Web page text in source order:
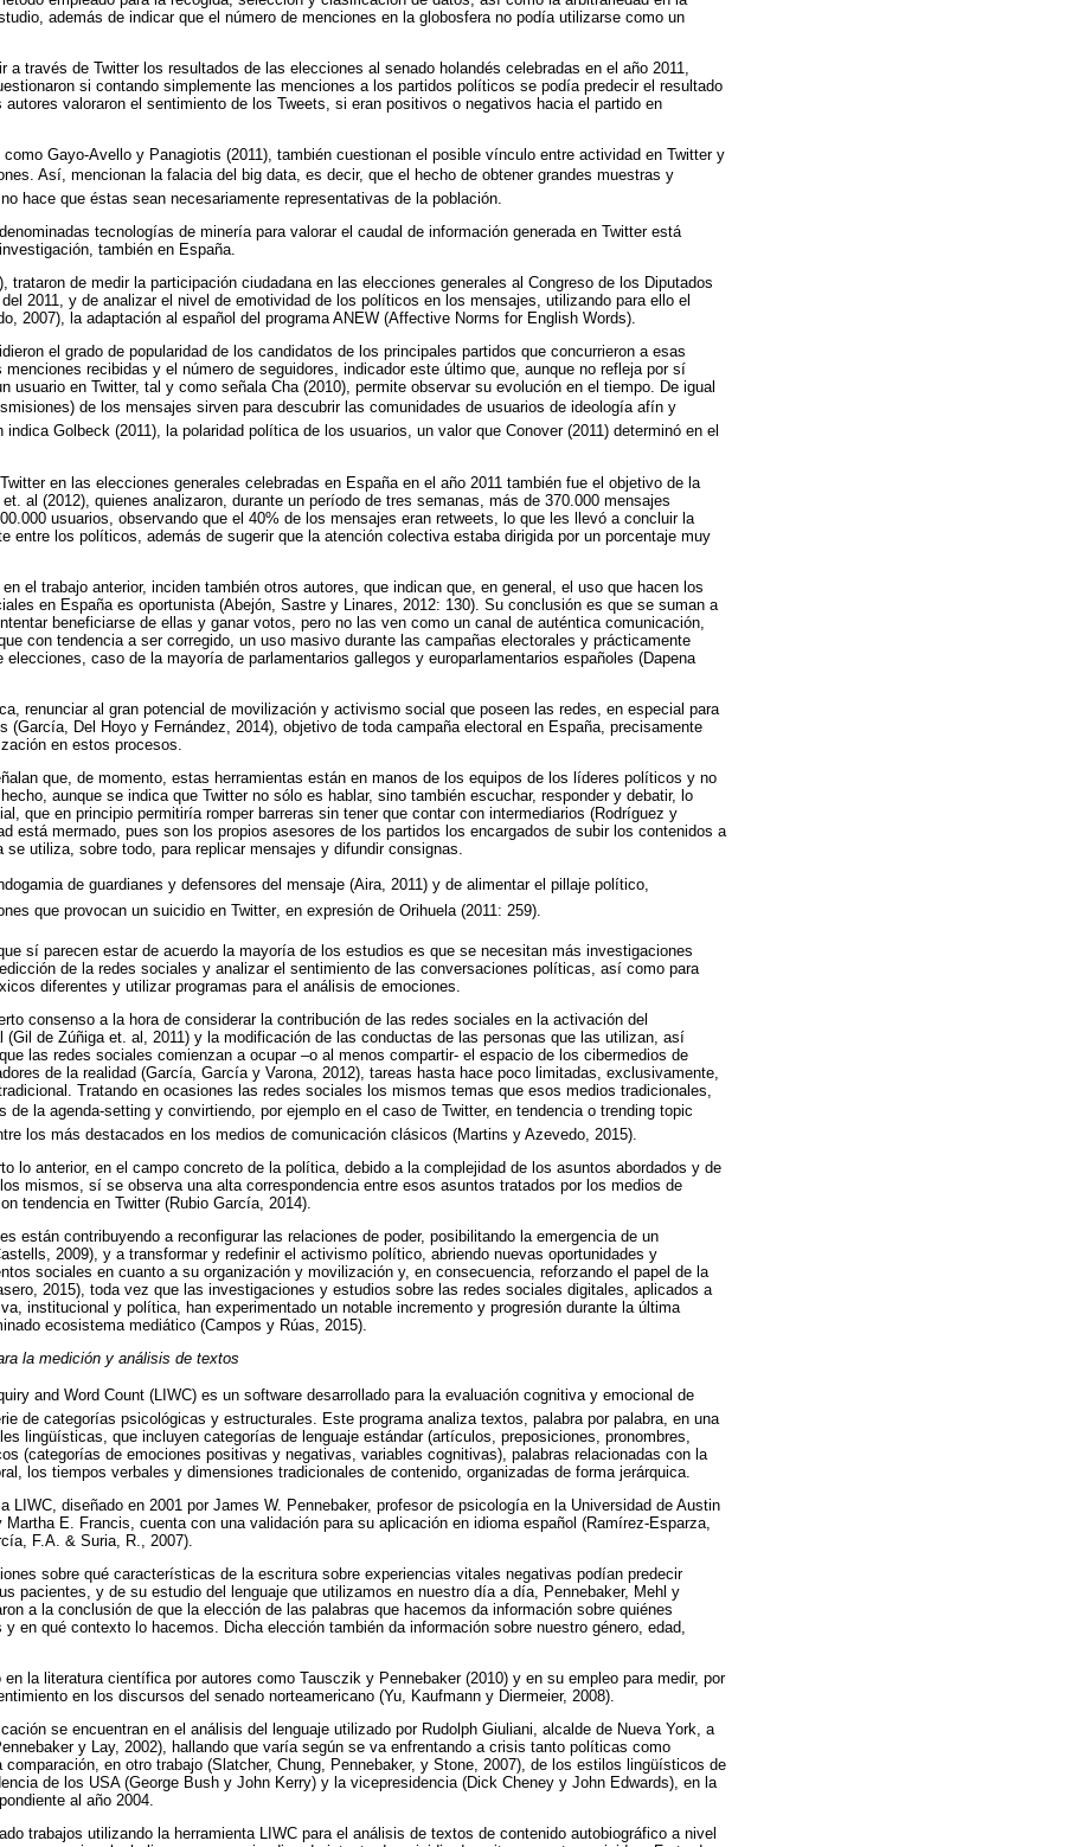
además de indicar que el número de menciones en la globosfera no podía utilizarse como un
a través de Twitter los resultados de las elecciones al senado holandés celebradas en el año 2011,
si contando simplemente las menciones a los partidos políticos se podía predecir el resultado
valoraron el sentimiento de los Tweets, si eran positivos o negativos hacia el partido en
Gayo-Avello y Panagiotis (2011), también cuestionan el posible vínculo entre actividad en Twitter y
Así, mencionan la falacia del big data, es decir, que el hecho de obtener grandes muestras y
hace que éstas sean necesariamente representativas de la población.
tecnologías de minería para valorar el caudal de información generada en Twitter está
también en España.
trataron de medir la participación ciudadana en las elecciones generales al Congreso de los Diputados
2011, y de analizar el nivel de emotividad de los políticos en los mensajes, utilizando para ello el
2007), la adaptación al español del programa ANEW (Affective Norms for English Words).
el grado de popularidad de los candidatos de los principales partidos que concurrieron a esas
recibidas y el número de seguidores, indicador este último que, aunque no refleja por sí
usuario en Twitter, tal y como señala Cha (2010), permite observar su evolución en el tiempo. De igual
de los mensajes sirven para descubrir las comunidades de usuarios de ideología afín y
indica Golbeck (2011), la polaridad política de los usuarios, un valor que Conover (2011) determinó en el
en las elecciones generales celebradas en España en el año 2011 también fue el objetivo de la
al (2012), quienes analizaron, durante un período de tres semanas, más de 370.000 mensajes
usuarios, observando que el 40% de los mensajes eran retweets, lo que les llevó a concluir la
entre los políticos, además de sugerir que la atención colectiva estaba dirigida por un porcentaje muy
el trabajo anterior, inciden también otros autores, que indican que, en general, el uso que hacen los
en España es oportunista (Abejón, Sastre y Linares, 2012: 130). Su conclusión es que se suman a
beneficiarse de ellas y ganar votos, pero no las ven como un canal de auténtica comunicación,
con tendencia a ser corregido, un uso masivo durante las campañas electorales y prácticamente
elecciones, caso de la mayoría de parlamentarios gallegos y europarlamentarios españoles (Dapena
renunciar al gran potencial de movilización y activismo social que poseen las redes, en especial para
(García, Del Hoyo y Fernández, 2014), objetivo de toda campaña electoral en España, precisamente
en estos procesos.
que, de momento, estas herramientas están en manos de los equipos de los líderes políticos y no
aunque se indica que Twitter no sólo es hablar, sino también escuchar, responder y debatir, lo
que en principio permitiría romper barreras sin tener que contar con intermediarios (Rodríguez y
está mermado, pues son los propios asesores de los partidos los encargados de subir los contenidos a
se utiliza, sobre todo, para replicar mensajes y difundir consignas.
de guardianes y defensores del mensaje (Aira, 2011) y de alimentar el pillaje político,
que provocan un suicidio en Twitter, en expresión de Orihuela (2011: 259).
sí parecen estar de acuerdo la mayoría de los estudios es que se necesitan más investigaciones
de la redes sociales y analizar el sentimiento de las conversaciones políticas, así como para
diferentes y utilizar programas para el análisis de emociones.
consenso a la hora de considerar la contribución de las redes sociales en la activación del
(Gil de Zúñiga et. al, 2011) y la modificación de las conductas de las personas que las utilizan, así
las redes sociales comienzan a ocupar –o al menos compartir- el espacio de los cibermedios de
de la realidad (García, García y Varona, 2012), tareas hasta hace poco limitadas, exclusivamente,
Tratando en ocasiones las redes sociales los mismos temas que esos medios tradicionales,
de la agenda-setting y convirtiendo, por ejemplo en el caso de Twitter, en tendencia o trending topic
los más destacados en los medios de comunicación clásicos (Martins y Azevedo, 2015).
lo anterior, en el campo concreto de la política, debido a la complejidad de los asuntos abordados y de
mismos, sí se observa una alta correspondencia entre esos asuntos tratados por los medios de
tendencia en Twitter (Rubio García, 2014).
están contribuyendo a reconfigurar las relaciones de poder, posibilitando la emergencia de un
2009), y a transformar y redefinir el activismo político, abriendo nuevas oportunidades y
sociales en cuanto a su organización y movilización y, en consecuencia, reforzando el papel de la
2015), toda vez que las investigaciones y estudios sobre las redes sociales digitales, aplicados a
institucional y política, han experimentado un notable incremento y progresión durante la última
ecosistema mediático (Campos y Rúas, 2015).
la medición y análisis de textos
and Word Count (LIWC) es un software desarrollado para la evaluación cognitiva y emocional de
de categorías psicológicas y estructurales. Este programa analiza textos, palabra por palabra, en una
lingüísticas, que incluyen categorías de lenguaje estándar (artículos, preposiciones, pronombres,
(categorías de emociones positivas y negativas, variables cognitivas), palabras relacionadas con la
los tiempos verbales y dimensiones tradicionales de contenido, organizadas de forma jerárquica.
LIWC, diseñado en 2001 por James W. Pennebaker, profesor de psicología en la Universidad de Austin
E. Francis, cuenta con una validación para su aplicación en idioma español (Ramírez-Esparza,
F.A. & Suria, R., 2007).
sobre qué características de la escritura sobre experiencias vitales negativas podían predecir
pacientes, y de su estudio del lenguaje que utilizamos en nuestro día a día, Pennebaker, Mehl y
a la conclusión de que la elección de las palabras que hacemos da información sobre quiénes
en qué contexto lo hacemos. Dicha elección también da información sobre nuestro género, edad,
en la literatura científica por autores como Tausczik y Pennebaker (2010) y en su empleo para medir, por
en los discursos del senado norteamericano (Yu, Kaufmann y Diermeier, 2008).
se encuentran en el análisis del lenguaje utilizado por Rudolph Giuliani, alcalde de Nueva York, a
y Lay, 2002), hallando que varía según se va enfrentando a crisis tanto políticas como
comparación, en otro trabajo (Slatcher, Chung, Pennebaker, y Stone, 2007), de los estilos lingüísticos de
de los USA (George Bush y John Kerry) y la vicepresidencia (Dick Cheney y John Edwards), en la
al año 2004.
trabajos utilizando la herramienta LIWC para el análisis de textos de contenido autobiográfico a nivel